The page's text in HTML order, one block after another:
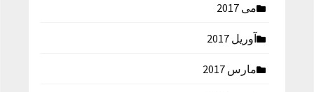
می 2017
آوریل 2017
مارس 2017